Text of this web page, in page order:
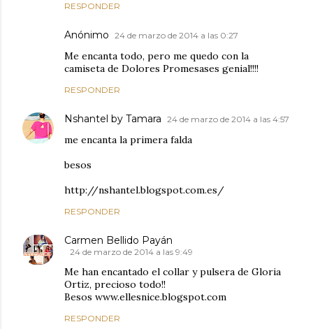
RESPONDER
Anónimo 24 de marzo de 2014 a las 0:27
Me encanta todo, pero me quedo con la
camiseta de Dolores Promesases genial!!!!
RESPONDER
Nshantel by Tamara 24 de marzo de 2014 a las 4:57
me encanta la primera falda
besos
http://nshantel.blogspot.com.es/
RESPONDER
Carmen Bellido Payán
24 de marzo de 2014 a las 9:49
Me han encantado el collar y pulsera de Gloria
Ortiz, precioso todo!!
Besos www.ellesnice.blogspot.com
RESPONDER